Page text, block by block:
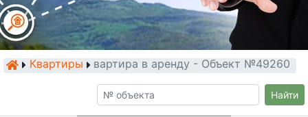
Квартиры Квартира в аренду - Объект №49260
Найти